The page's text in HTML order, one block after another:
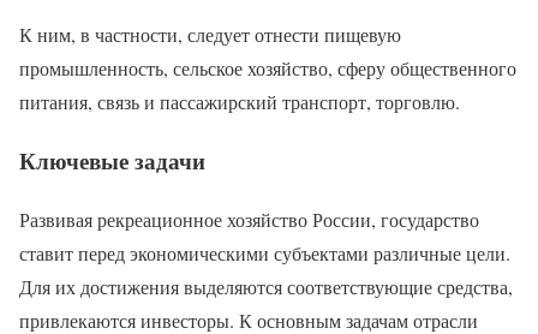
К ним, в частности, следует отнести пищевую
промышленность, сельское хозяйство, сферу общественного
питания, связь и пассажирский транспорт, торговлю.
Ключевые задачи
Развивая рекреационное хозяйство России, государство
ставит перед экономическими субъектами различные цели.
Для их достижения выделяются соответствующие средства,
привлекаются инвесторы. К основным задачам отрасли